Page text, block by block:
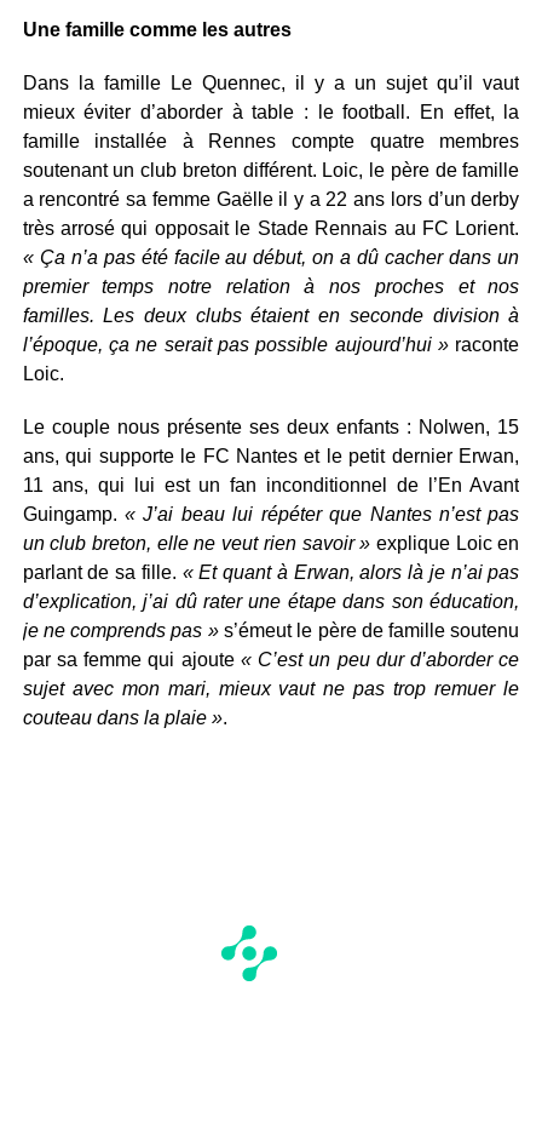
Une famille comme les autres
Dans la famille Le Quennec, il y a un sujet qu’il vaut
mieux éviter d’aborder à table : le football. En effet, la
famille installée à Rennes compte quatre membres
soutenant un club breton différent. Loic, le père de famille
a rencontré sa femme Gaëlle il y a 22 ans lors d’un derby
très arrosé qui opposait le Stade Rennais au FC Lorient.
« Ça n’a pas été facile au début, on a dû cacher dans un
premier temps notre relation à nos proches et nos
familles. Les deux clubs étaient en seconde division à
l’époque, ça ne serait pas possible aujourd’hui »raconte
Loic.
Le couple nous présente ses deux enfants : Nolwen, 15
ans, qui supporte le FC Nantes et le petit dernier Erwan,
11 ans, qui lui est un fan inconditionnel de l’En Avant
Guingamp.« J’ai beau lui répéter que Nantes n’est pas
un club breton, elle ne veut rien savoir » explique Loic en
parlant de sa fille. « Et quant à Erwan, alors là je n’ai pas
d’explication, j’ai dû rater une étape dans son éducation,
je ne comprends pas »s’émeut le père de famille soutenu
par sa femme qui ajoute « C’est un peu dur d’aborder ce
sujet avec mon mari, mieux vaut ne pas trop remuer le
couteau dans la plaie ».